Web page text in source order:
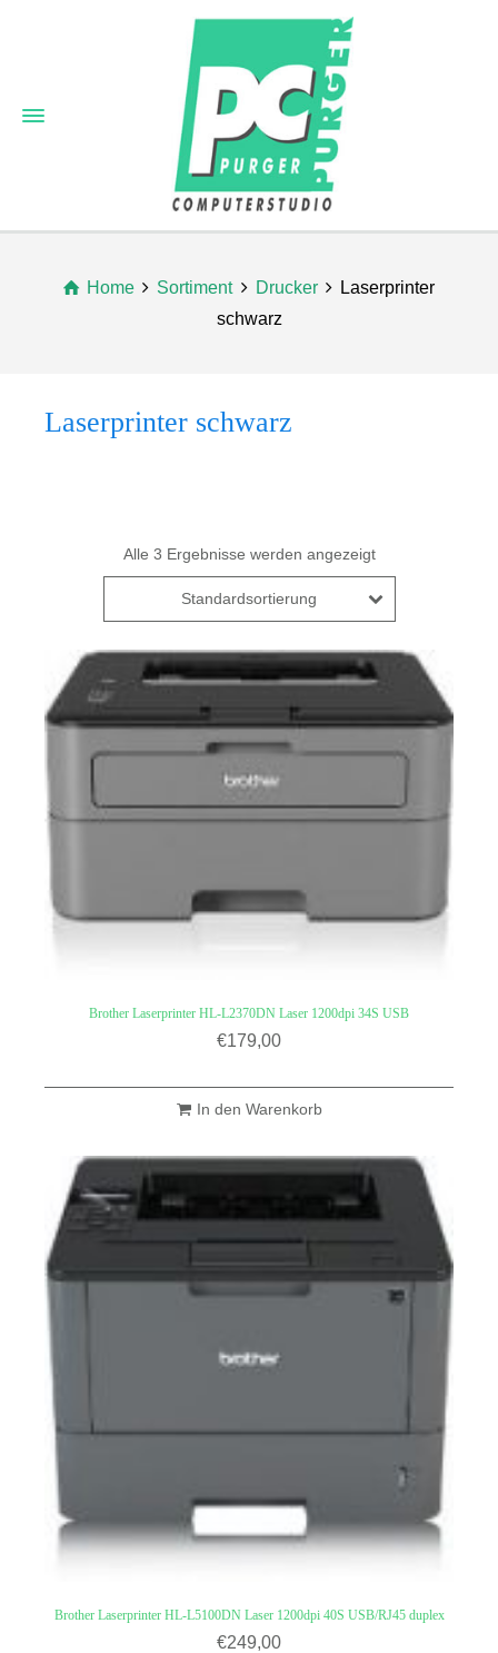
Home Sortiment Drucker
Laserprinter
schwarz
Laserprinter schwarz
Alle 3 Ergebnisse werden angezeigt
Standardsortierung
Brother Laserprinter HL-L2370DN Laser 1200dpi 34S USB
€179,00
In den Warenkorb
Brother Laserprinter HL-L5100DN Laser 1200dpi 40S USB/RJ45 duplex
€249,00